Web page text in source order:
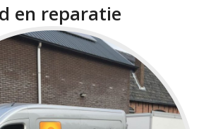
en reparatie